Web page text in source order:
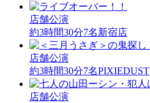
店舗公演
約3時間30分7名新宿店
店舗公演
約3時間30分7名PIXIEDUST
店舗公演